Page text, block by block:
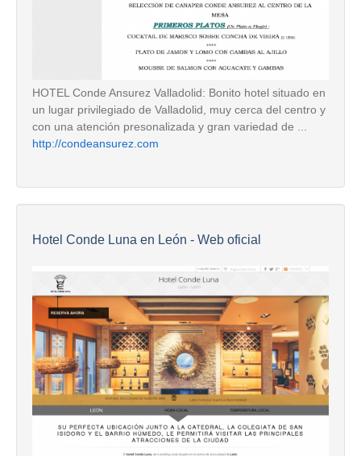
HOTEL Conde Ansurez Valladolid: Bonito hotel situado en
un lugar privilegiado de Valladolid, muy cerca del centro y
con una atención presonalizada y gran variedad de ...
http://condeansurez.com
Hotel Conde Luna en León - Web oficial